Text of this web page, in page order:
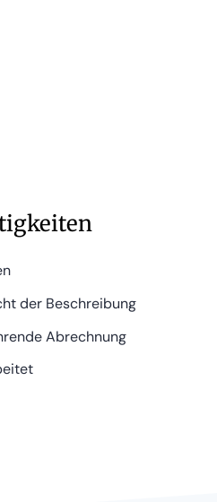
der Beschreibung
Abrechnung